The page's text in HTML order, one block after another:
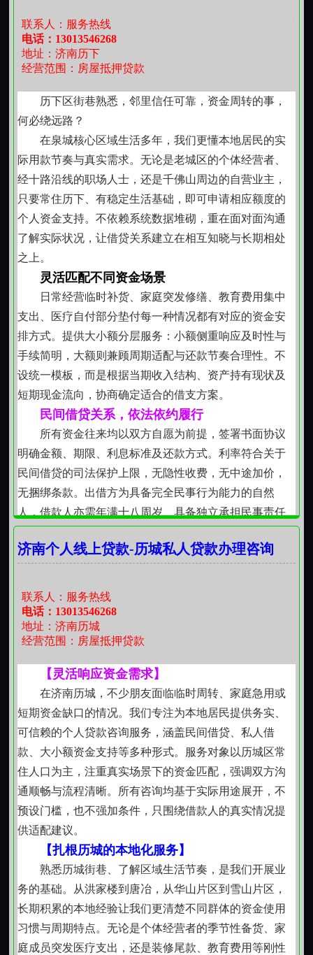
到后续跟进，始终是同一个人。这种节奏或许不够“快”，
但能让双方心里都有底。
不放大困难，也不美化结果
每一笔资金安排，我们都如实说明使用周期、费用
构成和还款节奏。没有模糊话术，不承诺无法兑现的弹
性，也不把短期支持包装成长期方案。如果当前条件尚
不充分，我们会坦诚说明，并一起看看有没有更稳妥的
过渡方式。毕竟，帮人渡过难关的前提，是不让问题在
之后变得更复杂。
借得明白，还得安心
从沟通到落地，全程注重信息留痕与双向确认。每
一步进展都会主动同步，关键节点也会提醒注意事项。
还款安排尊重您的实际节奏，支持分批处理，也接受合
理调整。我们看重的不是单次资金流动，而是通过一次
次务实协作，让彼此建立起可延续的信任关系。
槐荫的秋天来得早，早晚凉意明显，但街边修车铺
的灯还亮着，社区卫生站门口仍有家长抱着孩子排队。
生活里的事，大多不是惊天动地，却件件需要踏踏实实
去应对。我们愿意做那个在您需要时，愿意坐下来好好
聊一聊、认真想一想、稳稳帮一把的人。
联系人：服务热线
电话：13013546268
地址：济南历下
经营范围：房屋抵押贷款
历下区街巷熟悉，邻里信任可靠，资金周转的事，
何必绕远路？
在泉城核心区域生活多年，我们更懂本地居民的实
际用款节奏与真实需求。无论是老城区的个体经营者、
经十路沿线的职场人士，还是千佛山周边的自营业主，
只要常住历下、有稳定生活基础，即可申请相应额度的
个人资金支持。不依赖系统数据堆砌，重在面对面沟通
了解实际状况，让借贷关系建立在相互知晓与长期相处
之上。
灵活匹配不同资金场景
日常经营临时补货、家庭突发修缮、教育费用集中
支出、医疗自付部分垫付每一种情况都有对应的资金安
排方式。提供大小额分层服务：小额侧重响应及时性与
手续简明，大额则兼顾周期适配与还款节奏合理性。不
设统一模板，而是根据当期收入结构、资产持有现状及
短期现金流向，协商确定适合的借支方案。
民间借贷关系，依法依约履行
所有资金往来均以双方自愿为前提，签署书面协议
明确金额、期限、利息标准及还款方式。利率符合关于
民间借贷的司法保护上限，无隐性收费，无中途加价，
无捆绑条款。出借方为具备完全民事行为能力的自然
人，借款人亦需年满十八周岁、具备独立承担民事责任
流程务实，注重实际可操作性
提供基本身份证明、居住或经营场所佐证、近期生活消
费或收入痕迹等材料，用于核实真实背景。审核不依赖
单一维度，综合参考日常行为轨迹、社区反馈及本人陈
述逻辑。整个过程尊重时间成本，也尊重彼此的表达空
重视持续履约能力，而非单次信用标签
过往是否有过借款记录、是否更换过工作单位、住
房是自有或租赁这些都不作为绝对门槛。我们关注的是
当下能否形成可持续的还款安排。例如，刚接手一家社
区小店的年轻店主，虽无长期流水，但有固定客源与日
均营收支撑；又如退休教师临时资助子女购房，虽收入
趋于平稳，但资产结构清晰、偿债意愿明确。这类情形
都在服务覆盖范围内。
应急不等于仓促，短借亦讲求节奏感
针对突发性、时效性强的资金需求，设有专门的短
期支持通道。周期通常为一至三个月，强调资金使用目
的明确、回笼路径可见。比如节前备货、设备急修、临
时差旅等场景，可在资料齐备后较快完成协商与交付，
避免因等待拉长实际压力。
济南个人线上贷款-历城私人贷款办理咨询
联系人：服务热线
电话：13013546268
地址：济南历城
经营范围：房屋抵押贷款
【灵活响应资金需求】
在济南历城，不少朋友面临临时周转、家庭急用或
短期资金缺口的情况。我们专注为本地居民提供务实、
可信赖的个人贷款咨询服务，涵盖民间借贷、私人借
款、大小额资金支持等多种形式。服务对象以历城区常
住人口为主，注重真实场景下的资金匹配，强调双方沟
通顺畅与流程清晰。所有咨询均基于实际用途展开，不
预设门槛，也不强加条件，只围绕借款人的真实情况提
供适配建议。
【扎根历城的本地化服务】
熟悉历城街巷、了解区域生活节奏，是我们开展业
务的基础。从洪家楼到唐冶，从华山片区到雪山片区，
长期积累的本地经验让我们更清楚不同群体的资金使用
习惯与周期特点。无论是个体经营者的季节性备货、家
庭成员突发医疗支出，还是装修尾款、教育费用等刚性